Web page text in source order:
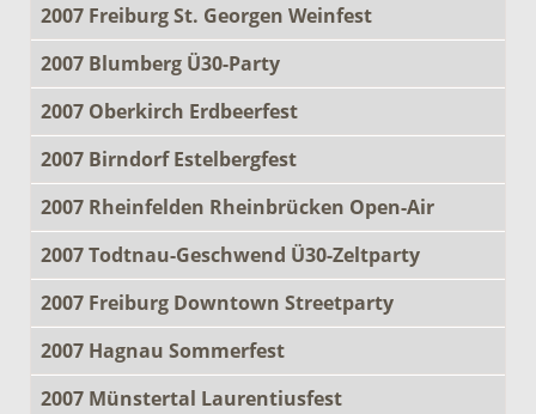
2007 Freiburg St. Georgen Weinfest
2007 Blumberg Ü30-Party
2007 Oberkirch Erdbeerfest
2007 Birndorf Estelbergfest
2007 Rheinfelden Rheinbrücken Open-Air
2007 Todtnau-Geschwend Ü30-Zeltparty
2007 Freiburg Downtown Streetparty
2007 Hagnau Sommerfest
2007 Münstertal Laurentiusfest